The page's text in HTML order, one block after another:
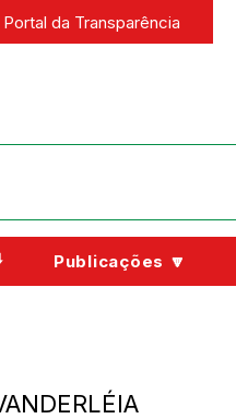
Portal da Transparência
Publicações 🔽